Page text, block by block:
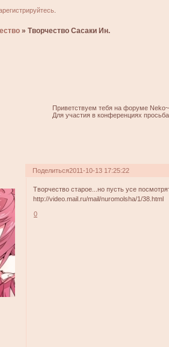
.
»Творчество Сасаки Ин.
Приветствуем тебя на форуме
Для участия в конференциях
Поделиться2011-10-13 17:25:22
Творчество старое...но пусть усе
http://video.mail.ru/mail/nuromolsha/1/38.html
0